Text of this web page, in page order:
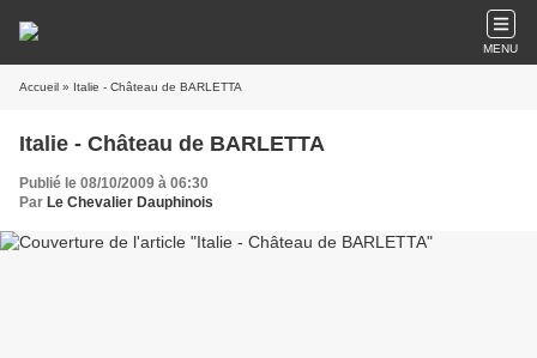
MENU
Accueil » Italie - Château de BARLETTA
Italie - Château de BARLETTA
Publié le 08/10/2009 à 06:30
Par Le Chevalier Dauphinois